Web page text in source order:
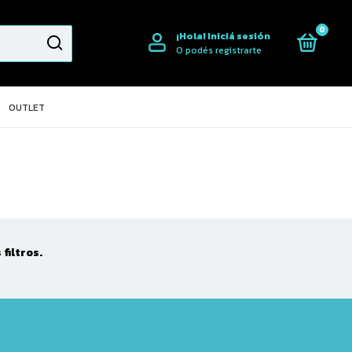
¡Hola!Iniciá sesión
O podés registrarte
0
OUTLET
filtros.